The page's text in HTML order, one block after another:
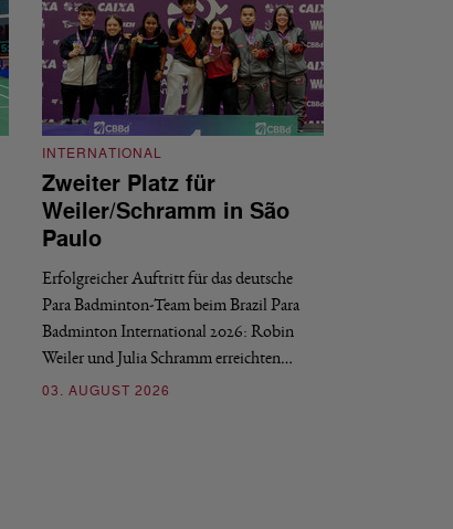
INTERNATIONAL
Zweiter Platz für
Weiler/Schramm in São
Paulo
Erfolgreicher Auftritt für das deutsche
Para Badminton-Team beim Brazil Para
Badminton International 2026: Robin
Weiler und Julia Schramm erreichten…
03. AUGUST 2026